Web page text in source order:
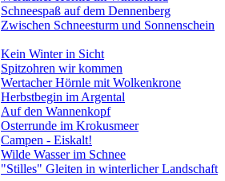
Schneespaß auf dem Dennenberg
Zwischen Schneesturm und Sonnenschein
Kein Winter in Sicht
Spitzohren wir kommen
Wertacher Hörnle mit Wolkenkrone
Herbstbegin im Argental
Auf den Wannenkopf
Osterrunde im Krokusmeer
Campen - Eiskalt!
Wilde Wasser im Schnee
"Stilles" Gleiten in winterlicher Landschaft